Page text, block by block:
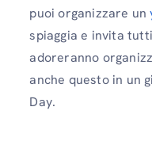
puoi organizzare un
spiaggia e invita
adoreranno
anche questo in un
Day.